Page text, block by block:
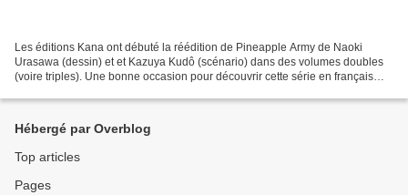
Les éditions Kana ont débuté la réédition de Pineapple Army de Naoki
Urasawa (dessin) et et Kazuya Kudô (scénario) dans des volumes doubles
(voire triples). Une bonne occasion pour découvrir cette série en français
Hébergé par Overblog
Top articles
Pages